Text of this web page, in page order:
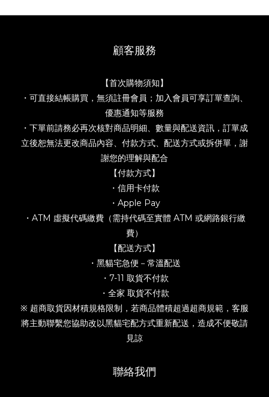
顧客服務
【首次購物須知】
・可直接結帳購買，無須註冊會員；加入會員可享訂單查詢、
優惠通知等服務
・下單前請務必再次核對商品明細、數量與配送資訊，訂單成
立後恕無法更改商品內容、付款方式、配送方式或拆併單，謝
謝您的理解與配合
【付款方式】
・信用卡付款
・Apple Pay
・ATM 虛擬代碼繳費（需持代碼至實體 ATM 或網路銀行繳
費）
【配送方式】
・黑貓宅急便－常溫配送
・7-11 取貨不付款
・全家 取貨不付款
※ 超商取貨因材積規格限制，若商品體積超過超商規範，客服
將主動聯繫您協助改以黑貓宅配方式重新配送，造成不便敬請
見諒
聯絡我們